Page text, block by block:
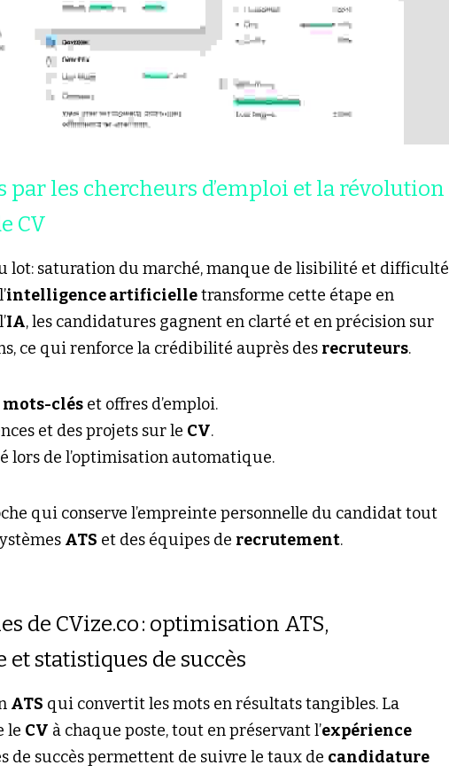
par les chercheurs d’emploi et la révolution
CV
lot: saturation du marché, manque de lisibilité et difficulté
intelligence artificielle transforme cette étape en
IA, les candidatures gagnent en clarté et en précision sur
ce qui renforce la crédibilité auprès des recruteurs.
mots-clés et offres d’emploi.
et des projets sur le CV.
lors de l’optimisation automatique.
qui conserve l’empreinte personnelle du candidat tout
ATS et des équipes de recrutement.
de CVize.co : optimisation ATS,
statistiques de succès
ATS
le CV à chaque poste, tout en préservant l’expérience
de succès permettent de suivre le taux de candidature